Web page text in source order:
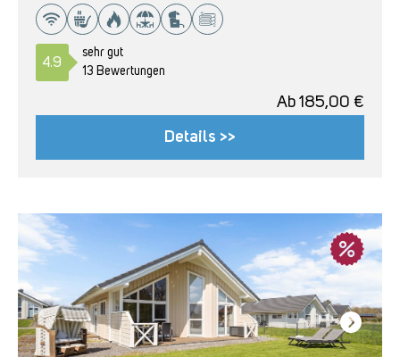
4.9
sehr gut
13 Bewertungen
Ab 185,00 €
Details >>